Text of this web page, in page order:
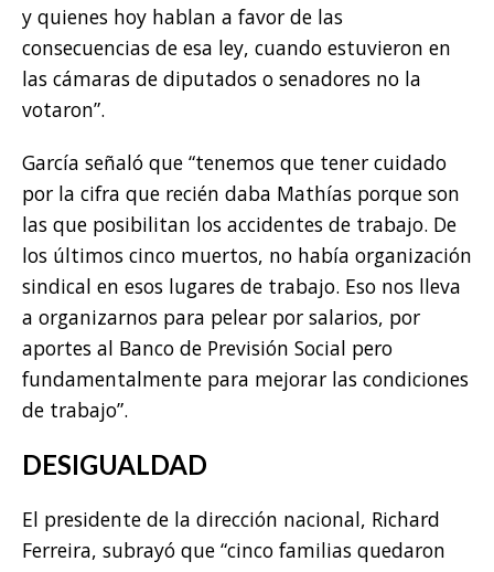
y quienes hoy hablan a favor de las
consecuencias de esa ley, cuando estuvieron en
las cámaras de diputados o senadores no la
votaron”.
García señaló que “tenemos que tener cuidado
por la cifra que recién daba Mathías porque son
las que posibilitan los accidentes de trabajo. De
los últimos cinco muertos, no había organización
sindical en esos lugares de trabajo. Eso nos lleva
a organizarnos para pelear por salarios, por
aportes al Banco de Previsión Social pero
fundamentalmente para mejorar las condiciones
de trabajo”.
DESIGUALDAD
El presidente de la dirección nacional, Richard
Ferreira, subrayó que “cinco familias quedaron